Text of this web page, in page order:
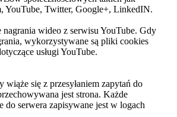
YouTube, Twitter, Google+, LinkedIN.
nagrania wideo z serwisu YouTube. Gdy
wykorzystywane są pliki cookies
usługi YouTube.
wiąże się z przesyłaniem zapytań do
jest strona. Każde
do serwera zapisywane jest w logach